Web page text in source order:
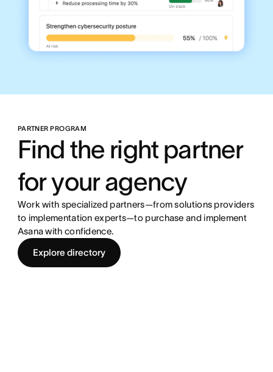
PARTNER PROGRAM
Find the right partner
for your agency
Work with specialized partners—from solutions providers
to implementation experts—to purchase and implement
Asana with confidence.
Explore directory